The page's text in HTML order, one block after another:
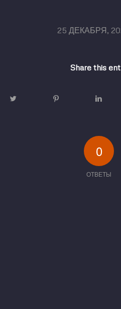
25 ДЕКАБРЯ,
/
Share this
0
ОТВЕТЫ